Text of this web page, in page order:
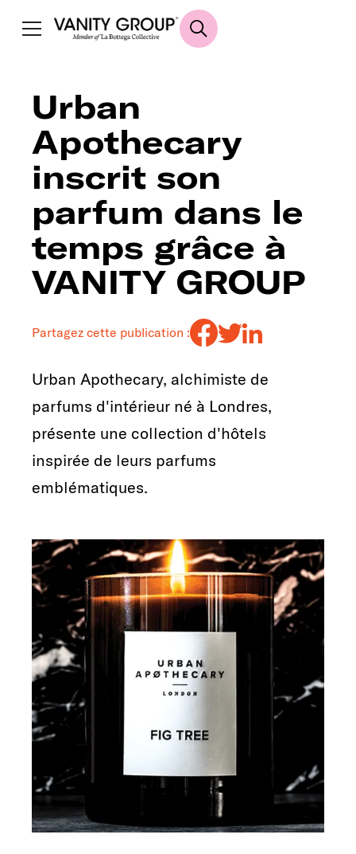
Urban
Apothecary
inscrit son
parfum dans le
temps grâce à
VANITY GROUP
Partagez cette publication :
Urban Apothecary, alchimiste de
parfums d'intérieur né à Londres,
présente une collection d'hôtels
inspirée de leurs parfums
emblématiques.